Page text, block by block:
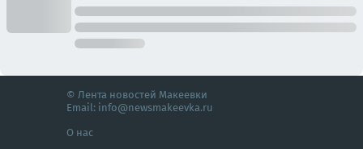
© Лента новостей Макеевки
Email: info@newsmakeevka.ru
О нас